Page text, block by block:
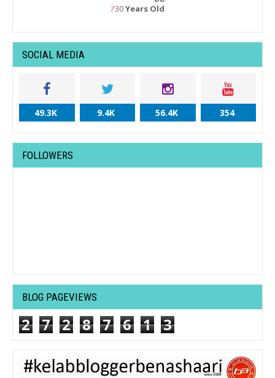
?30Years Old
SOCIAL MEDIA
49.3K 9.4K 56.4K 354
FOLLOWERS
BLOG PAGEVIEWS
2 7 2 8 7 6 1 3